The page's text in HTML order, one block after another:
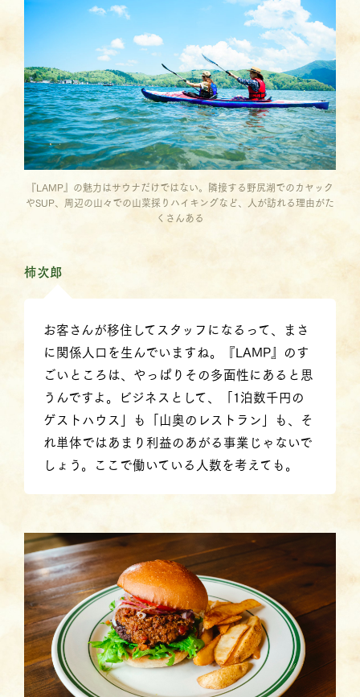
『LAMP』の魅力はサウナだけではない。隣接する野尻湖でのカヤック
やSUP、周辺の山々での山菜採りハイキングなど、人が訪れる理由がた
くさんある
柿次郎
お客さんが移住してスタッフになるって、まさ
に関係人口を生んでいますね。『LAMP』のす
ごいところは、やっぱりその多面性にあると思
うんですよ。ビジネスとして、「1泊数千円の
ゲストハウス」も「山奥のレストラン」も、そ
れ単体ではあまり利益のあがる事業じゃないで
しょう。ここで働いている人数を考えても。